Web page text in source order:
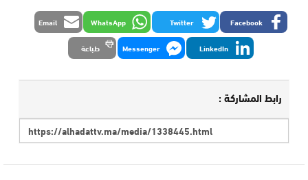
Facebook
Twitter
WhatsApp
Email
LinkedIn
Messenger طباعة
رابط المشاركة :